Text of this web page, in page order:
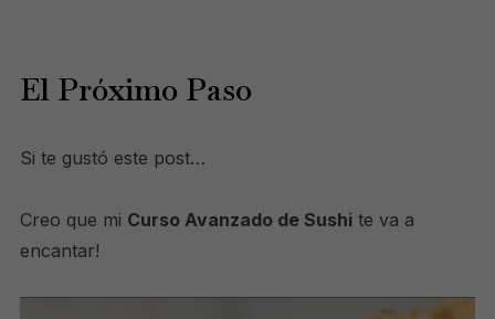
El Próximo Paso
Si te gustó este post…
Creo que mi Curso Avanzado de Sushite va a
encantar!